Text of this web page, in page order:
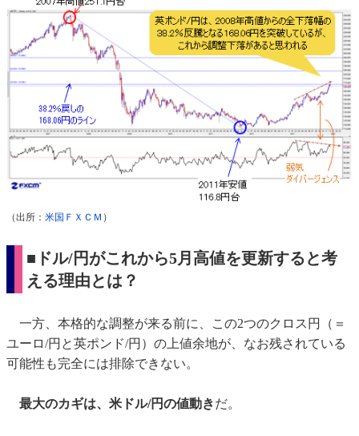
（出所： 米国ＦＸＣＭ ）
■ドル/円がこれから5月高値を更新すると考
える理由とは？
一方、本格的な調整が来る前に、この2つのクロス円（＝
ユーロ/円と英ポンド/円）の上値余地が、なお残されている
可能性も完全には排除できない。
最大のカギは、米ドル/円の値動きだ。